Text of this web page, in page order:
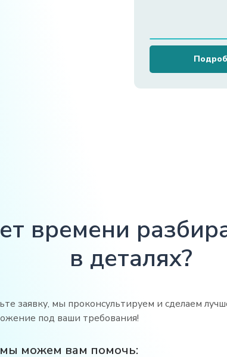
времени
в деталях?
заявку, мы проконсультируем и сделаем
под ваши требования!
можем вам помочь: